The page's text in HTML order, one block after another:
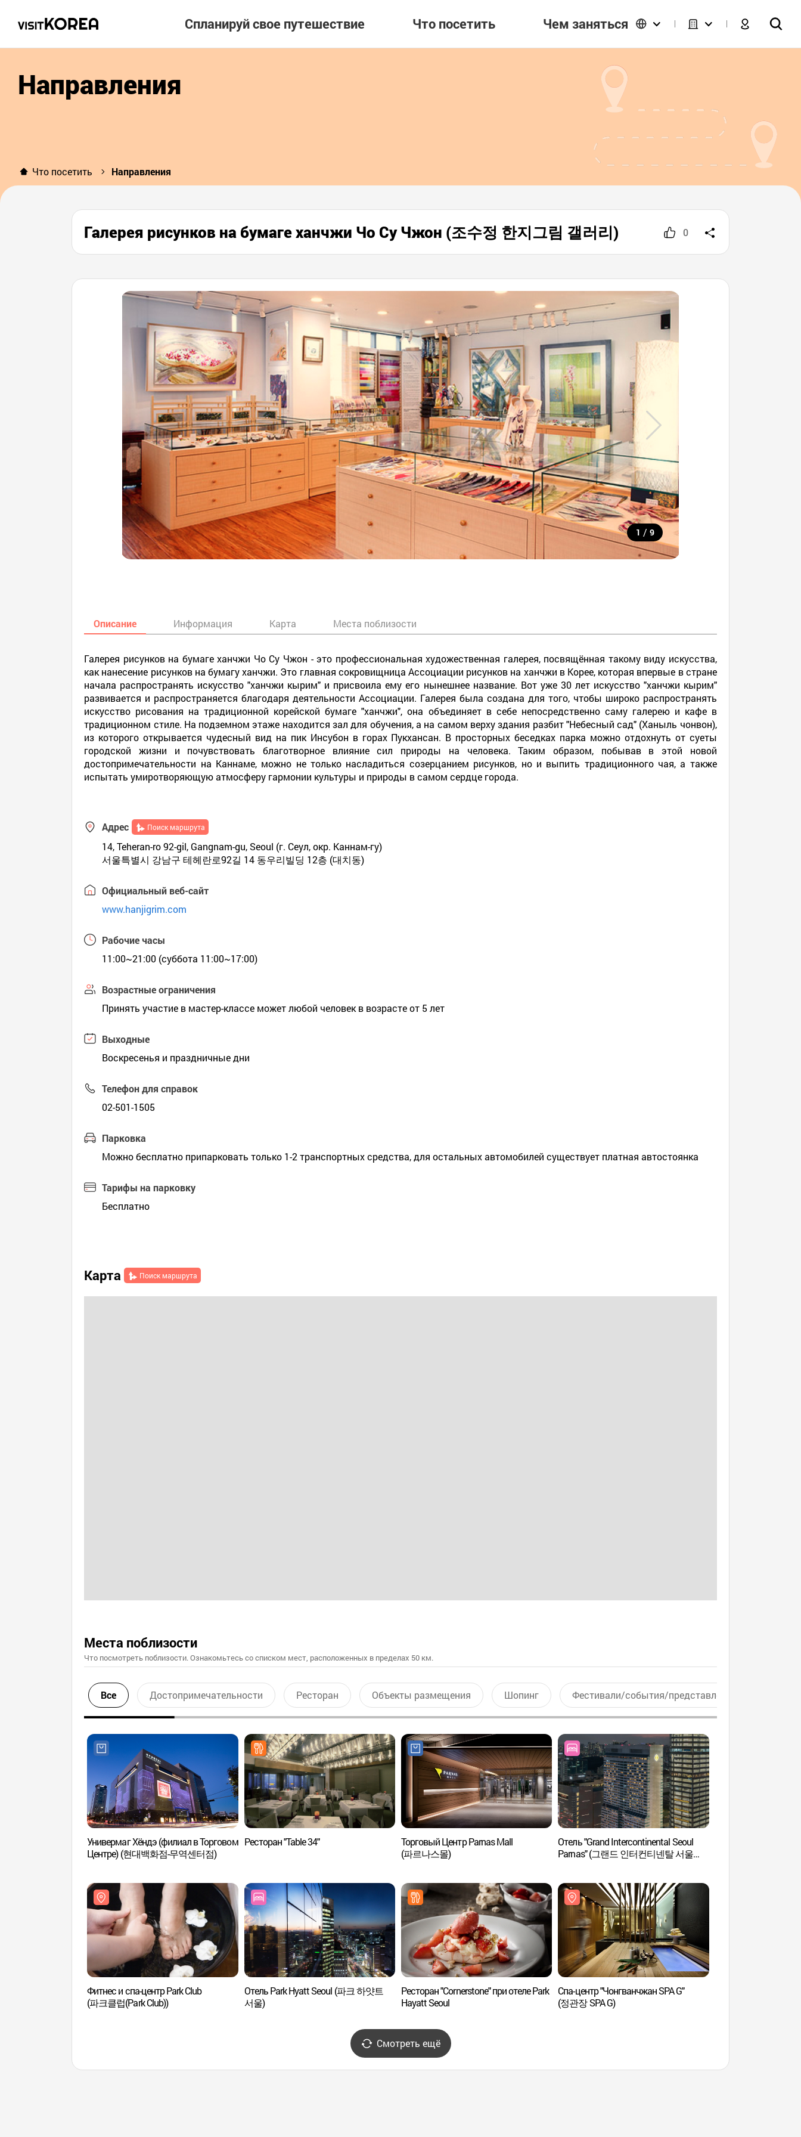
Спланируй свое путешествие Что посетить Чем заняться
Направления
Что посетить Направления
Галерея рисунков на бумаге ханчжи Чо Су Чжон (조수정 한지그림 갤러리) 0
1 / 9
Описание Информация Карта Места поблизости
Галерея рисунков на бумаге ханчжи Чо Су Чжон - это профессиональная художественная галерея, посвящённая такому виду искусства,
как нанесение рисунков на бумагу ханчжи. Это главная сокровищница Ассоциации рисунков на ханчжи в Корее, которая впервые в стране
начала распространять искусство "ханчжи кырим" и присвоила ему его нынешнее название. Вот уже 30 лет искусство "ханчжи кырим"
развивается и распространяется благодаря деятельности Ассоциации. Галерея была создана для того, чтобы широко распространять
искусство рисования на традиционной корейской бумаге "ханчжи", она объединяет в себе непосредственно саму галерею и кафе в
традиционном стиле. На подземном этаже находится зал для обучения, а на самом верху здания разбит "Небесный сад" (Ханыль чонвон),
из которого открывается чудесный вид на пик Инсубон в горах Пукхансан. В просторных беседках парка можно отдохнуть от суеты
городской жизни и почувствовать благотворное влияние сил природы на человека. Таким образом, побывав в этой новой
достопримечательности на Каннаме, можно не только насладиться созерцанием рисунков, но и выпить традиционного чая, а также
испытать умиротворяющую атмосферу гармонии культуры и природы в самом сердце города.
Адрес Поиск маршрута
14, Teheran-ro 92-gil, Gangnam-gu, Seoul (г. Сеул, окр. Каннам-гу)
서울특별시 강남구 테헤란로92길 14 동우리빌딩 12층 (대치동)
Официальный веб-сайт
www.hanjigrim.com
Рабочие часы
11:00~21:00 (суббота 11:00~17:00)
Возрастные ограничения
Принять участие в мастер-классе может любой человек в возрасте от 5 лет
Выходные
Воскресенья и праздничные дни
Телефон для справок
02-501-1505
Парковка
Можно бесплатно припарковать только 1-2 транспортных средства, для остальных автомобилей существует платная автостоянка
Тарифы на парковку
Бесплатно
Карта Поиск маршрута
Места поблизости
Что посмотреть поблизости. Ознакомьтесь со списком мест, расположенных в пределах 50 км.
Все Достопримечательности Ресторан Объекты размещения Шопинг Фестивали/события/представления
Универмаг Хёндэ (филиал в Торговом
Центре) (현대백화점-무역센터점)
Ресторан "Table 34"
Торговый Центр Parnas Mall
(파르나스몰)
Отель "Grand Intercontinental Seoul
Parnas" (그랜드 인터컨티넨탈 서울
Фитнес и спа-центр Park Club
(파크클럽(Park Club))
Отель Park Hyatt Seoul (파크 하얏트
서울)
Ресторан "Cornerstone" при отеле Park
Hayatt Seoul
Спа-центр "Чонгванчжан SPA G"
(정관장 SPA G)
Смотреть ещё